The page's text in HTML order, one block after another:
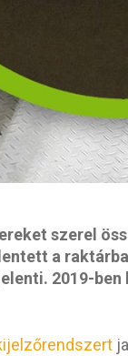
szerel
a
2019-